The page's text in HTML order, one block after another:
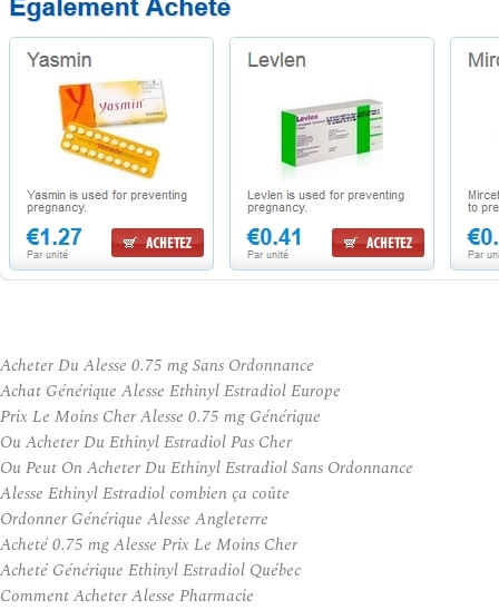
Acheter Du Alesse 0.75 mg Sans Ordonnance
Achat Générique Alesse Ethinyl Estradiol Europe
Prix Le Moins Cher Alesse 0.75 mg Générique
Ou Acheter Du Ethinyl Estradiol Pas Cher
Ou Peut On Acheter Du Ethinyl Estradiol Sans Ordonnance
Alesse Ethinyl Estradiol combien ça coûte
Ordonner Générique Alesse Angleterre
Acheté 0.75 mg Alesse Prix Le Moins Cher
Acheté Générique Ethinyl Estradiol Québec
Comment Acheter Alesse Pharmacie